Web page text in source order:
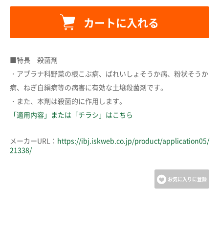
カートに入れる
カートに追加しました。
お買い物を続ける
カートへ進む
■特長 殺菌剤
・アブラナ科野菜の根こぶ病、ばれいしょそうか病、粉状そうか
病、ねぎ白絹病等の病害に有効な土壌殺菌剤です。
・また、本剤は殺菌的に作用します。
「適用内容」または「チラシ」はこちら
メーカーURL： https://ibj.iskweb.co.jp/product/application05/
21338/
お気に入りに登録